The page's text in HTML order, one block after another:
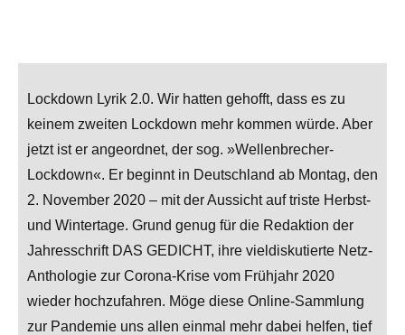
Lockdown Lyrik 2.0. Wir hatten gehofft, dass es zu
keinem zweiten Lockdown mehr kommen würde. Aber
jetzt ist er angeordnet, der sog. »Wellenbrecher-
Lockdown«. Er beginnt in Deutschland ab Montag, den
2. November 2020 – mit der Aussicht auf triste Herbst-
und Wintertage. Grund genug für die Redaktion der
Jahresschrift DAS GEDICHT, ihre vieldiskutierte Netz-
Anthologie zur Corona-Krise vom Frühjahr 2020
wieder hochzufahren. Möge diese Online-Sammlung
zur Pandemie uns allen einmal mehr dabei helfen, tief